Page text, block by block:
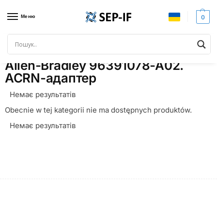
Меню 0
Головна Товари з позначками “Allen-Bradley 96391078-A02. ACRN-адаптер”
Allen-Bradley 96391078-A02.
ACRN-адаптер
Немає результатів
Obecnie w tej kategorii nie ma dostępnych produktów.
Немає результатів